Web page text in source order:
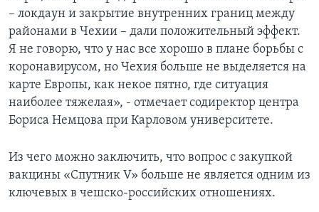
– локдаун и закрытие внутренних границ между
районами в Чехии – дали положительный эффект.
Я не говорю, что у нас все хорошо в плане борьбы с
коронавирусом, но Чехия больше не выделяется на
карте Европы, как некое пятно, где ситуация
наиболее тяжелая», - отмечает содиректор центра
Бориса Немцова при Карловом университете.
Из чего можно заключить, что вопрос с закупкой
вакцины «Спутник V» больше не является одним из
ключевых в чешско-российских отношениях.